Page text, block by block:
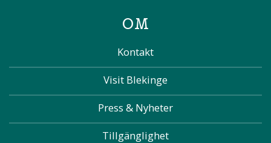
OM
Kontakt
Visit Blekinge
Press & Nyheter
Tillgänglighet